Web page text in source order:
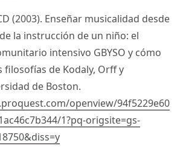
(2003). Enseñar musicalidad desde
la instrucción de un niño: el
intensivo GBYSO y cómo
filosofías de Kodaly, Orff y
de Boston.
openview/94f5229e60
1?pq-origsite=gs-